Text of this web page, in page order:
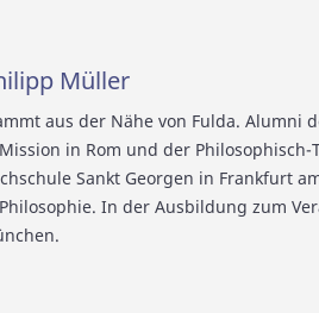
Müller
aus der Nähe von Fulda. Alumni
in Rom und der Philosophisch-
Sankt Georgen in Frankfurt
In der Ausbildung zum